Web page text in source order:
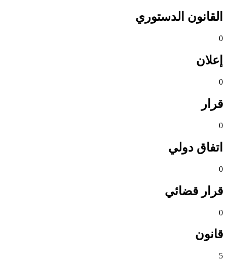
القانون الدستوري
0
إعلان
0
قرار
0
اتفاق دولي
0
قرار قضائي
0
قانون
5